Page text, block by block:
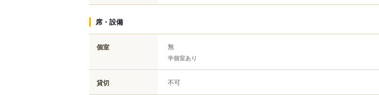
席・設備
個室 無
半個室あり
貸切 不可